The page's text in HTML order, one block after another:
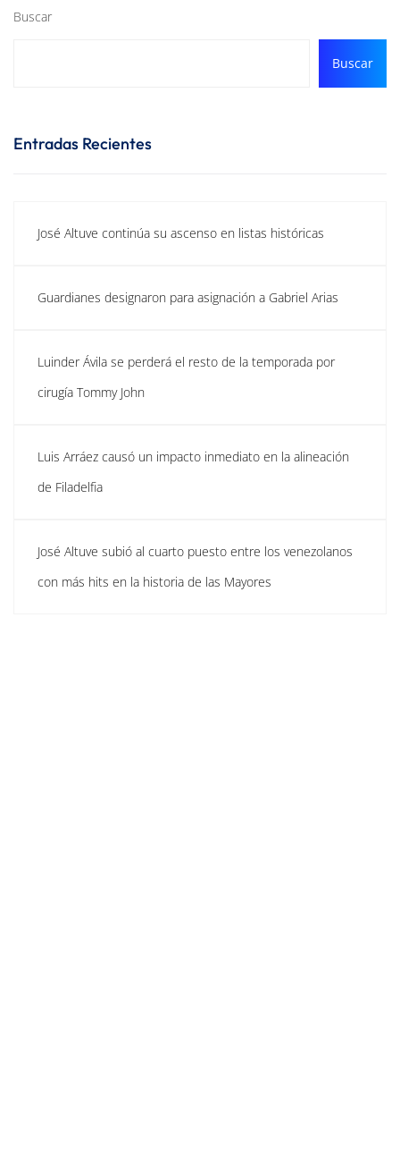
Buscar
Buscar
Entradas Recientes
José Altuve continúa su ascenso en listas históricas
Guardianes designaron para asignación a Gabriel Arias
Luinder Ávila se perderá el resto de la temporada por
cirugía Tommy John
Luis Arráez causó un impacto inmediato en la alineación
de Filadelfia
José Altuve subió al cuarto puesto entre los venezolanos
con más hits en la historia de las Mayores